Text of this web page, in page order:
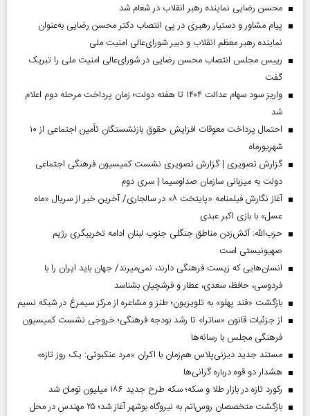
محسن رضایی نماینده رهبر انقلاب در شعام شد
پیام مشاور و دستیار رهبری در پی انتصاب دکتر محسن رضایی به‌عنوان
نماینده رهبر معظم انقلاب و دبیر شورای‌عالی امنیت ملی
رییس مجلس انتصاب محسن رضایی در شورای‌عالی امنیت ملی را تبریک
گفت
واریز سود سهام عدالت ۱۴۰۴ تا هفته دولت؛ زمان پرداخت مرحله دوم اعلام
شد
احتمال پرداخت معوقات افزایش حقوق بازنشستگان تأمین اجتماعی از ۱۰
شهریورماه
گزارش تصویری | گزارش تصویری نشست کمیسیون فرهنگی اجتماعی
دولت به میزبانی سازمان صداوسیما | سری دوم
آغاز نگارش فیلمنامه «پایتخت ۸» در سالجاری/ آخرین خبر از سریال «ماه
عسل» با بازی اکبر عبدی
حزب‌الله: آتش‌زدن مناطق جنگلی جنوب لبنان ادامه تخریبگری رژیم
صهیونیستی است
انسان‌هایی که زیست فرهنگی دارند، نمی‌میرند/ جهان باید ایران را با
فردوسی، حافظ، سعدی، عطار و فرشچیان بشناسد
بازگشت «قند پهلو» به تلویزیون؛ طنز و مشاعره از مرکز سیمرغ در شبکه نسیم
از جزئیات قانون «ساترا» تا رشد بودجه فرهنگی؛ خروجی نشست کمیسیون
فرهنگی مجلس با رسانه‌ها
مستند جدید دیزنی‌پلاس هم‌زمان با اکران «مرد عنکبوتی: یک روز تازه»
هشدار دو قوه درباره گرانی‌ها
رکورد تازه در بازار طلا و سکه؛ سکه طرح جدید ۱۸۶ میلیون تومان شد
بازگشت متخصصان روس‌اتم به نیروگاه بوشهر آغاز شد؛ ۲۵ مهندس در محل